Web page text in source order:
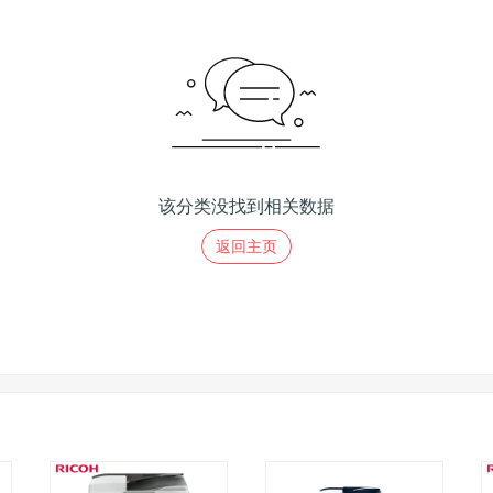
该分类没找到相关数据
返回主页